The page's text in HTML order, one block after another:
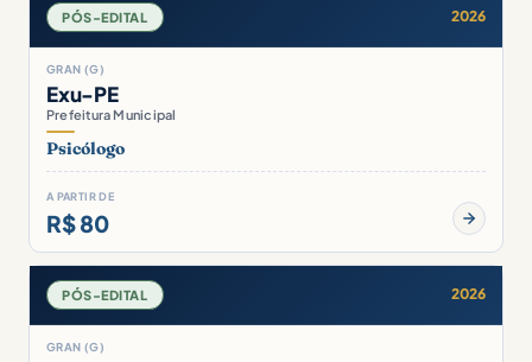
PÓS-EDITAL 2026
GRAN (G)
Exu-PE
Prefeitura Municipal
Psicólogo
A PARTIR DE
R$ 80
PÓS-EDITAL 2026
GRAN (G)